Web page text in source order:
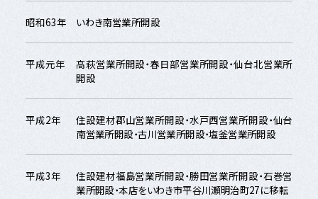
昭和63年 いわき南営業所開設
平成元年
高萩営業所開設・春日部営業所開設・仙台北営業所
開設
平成2年
住設建材郡山営業所開設・水戸西営業所開設・仙台
南営業所開設・古川営業所開設・塩釜営業所開設
平成3年
住設建材福島営業所開設・勝田営業所開設・石巻営
業所開設・本店をいわき市平谷川瀬明治町27に移転